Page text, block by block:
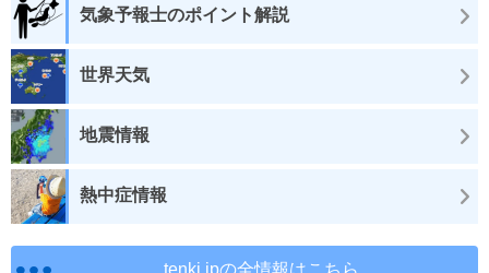
気象予報士のポイント解説
世界天気
地震情報
熱中症情報
tenki.jpの全情報はこちら